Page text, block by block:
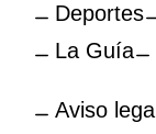
Deportes
La Guía
Aviso legal